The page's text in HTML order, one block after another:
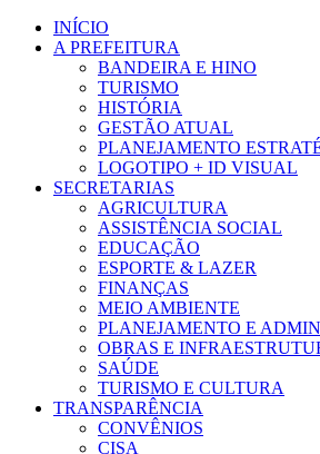
para
INÍCIO
A PREFEITURA
BANDEIRA E HINO
TURISMO
HISTÓRIA
GESTÃO ATUAL
PLANEJAMENTO
LOGOTIPO + ID VISUAL
SECRETARIAS
AGRICULTURA
ASSISTÊNCIA SOCIAL
EDUCAÇÃO
ESPORTE & LAZER
FINANÇAS
MEIO AMBIENTE
PLANEJAMENTO E
OBRAS E
SAÚDE
TURISMO E CULTURA
TRANSPARÊNCIA
CONVÊNIOS
CISA